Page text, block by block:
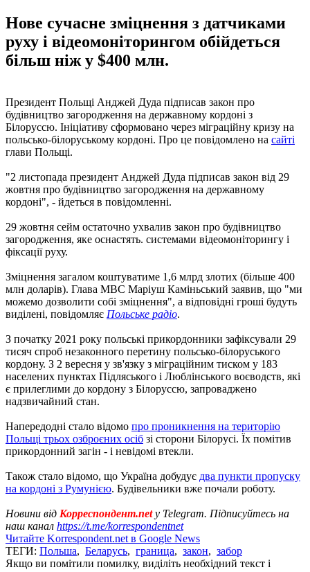
Нове сучасне зміцнення з датчиками
руху і відеомоніторингом обійдеться
більш ніж у $400 млн.
Президент Польщі Анджей Дуда підписав закон про
будівництво загородження на державному кордоні з
Білоруссю. Ініціативу сформовано через міграційну кризу на
польсько-білоруському кордоні. Про це повідомлено на сайті
глави Польщі.
"2 листопада президент Анджей Дуда підписав закон від 29
жовтня про будівництво загородження на державному
кордоні", - йдеться в повідомленні.
29 жовтня сейм остаточно ухвалив закон про будівництво
загородження, яке оснастять. системами відеомоніторингу і
фіксації руху.
Зміцнення загалом коштуватиме 1,6 млрд злотих (більше 400
млн доларів). Глава МВС Маріуш Каміньський заявив, що "ми
можемо дозволити собі зміцнення", а відповідні гроші будуть
виділені, повідомляє Польське радіо.
З початку 2021 року польські прикордонники зафіксували 29
тисяч спроб незаконного перетину польсько-білоруського
кордону. З 2 вересня у зв'язку з міграційним тиском у 183
населених пунктах Підляського і Люблінського воєводств, які
є прилеглими до кордону з Білоруссю, запроваджено
надзвичайний стан.
Напередодні стало відомо про проникнення на територію
Польщі трьох озброєних осіб зі сторони Білорусі. Їх помітив
прикордонний загін - і невідомі втекли.
Також стало відомо, що Україна добудує два пункти пропуску
на кордоні з Румунією. Будівельники вже почали роботу.
Новини від Корреспондент.netу Telegram. Підписуйтесь на
наш канал https://t.me/korrespondentnet
Читайте Korrespondent.net в Google News
ТЕГИ: Польша, Беларусь, граница, закон, забор
Якщо ви помітили помилку, виділіть необхідний текст і